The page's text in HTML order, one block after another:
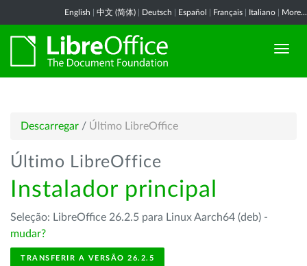
English 中文 (简体) Deutsch Español Français Italiano More...
Descarregar / Último LibreOffice
Último LibreOffice
Instalador principal
Seleção: LibreOffice 26.2.5 para Linux Aarch64 (deb) -
mudar?
TRANSFERIR A VERSÃO 26.2.5